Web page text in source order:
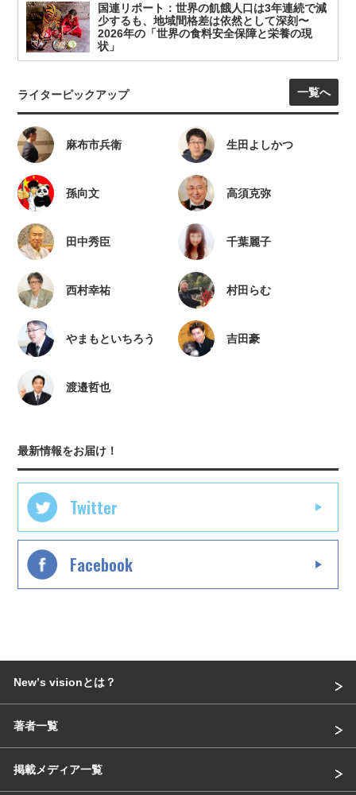
国連リポート：世界の飢餓人口は3年連続で減
少するも、地域間格差は依然として深刻〜
2026年の「世界の食料安全保障と栄養の現
状」
ライターピックアップ 一覧へ
麻布市兵衛 生田よしかつ
孫向文 高須克弥
田中秀臣 千葉麗子
西村幸祐 村田らむ
やまもといちろう 吉田豪
渡邉哲也
最新情報をお届け！
Twitter
Facebook
Newʼs visionとは？
著者一覧
掲載メディア一覧